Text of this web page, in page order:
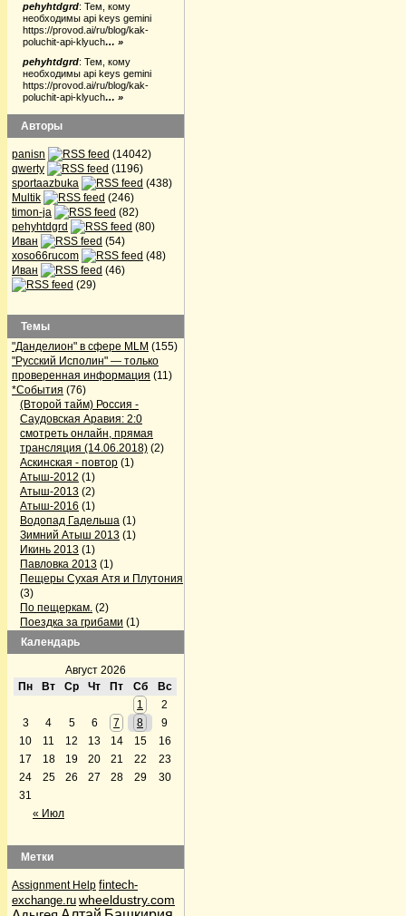
pehyhtdgrd: Тем, кому
необходимы api keys gemini
https://provod.ai/ru/blog/kak-
poluchit-api-klyuch… »
pehyhtdgrd: Тем, кому
необходимы api keys gemini
https://provod.ai/ru/blog/kak-
poluchit-api-klyuch… »
Авторы
panisn
(14042)
qwerty
(1196)
sportaazbuka
(438)
Multik
(246)
timon-ja
(82)
pehyhtdgrd
(80)
Иван
(54)
xoso66rucom
(48)
Иван
(46)
(29)
Темы
"Данделион" в сфере MLM (155)
"Русский Исполин" — только
проверенная информация (11)
*События (76)
(Второй тайм) Россия -
Саудовская Аравия: 2:0
смотреть онлайн, прямая
трансляция (14.06.2018) (2)
Аскинская - повтор (1)
Атыш-2012 (1)
Атыш-2013 (2)
Атыш-2016 (1)
Водопад Гадельша (1)
Зимний Атыш 2013 (1)
Икинь 2013 (1)
Павловка 2013 (1)
Пещеры Сухая Атя и Плутония
(3)
По пещеркам. (2)
Поездка за грибами (1)
Поездка на Павловку
Поездка по пещерам
Челябинской области
Серпиевский пещерный град
Firefox готовит конкурента Skype
(1)
GPS-треки с интернета
(1)
Альпинизм (5)
Байки Семена Воваблина(2)
Барахолка
Лыжи, сноуборды
Грибные места
Дары природы(36)
По грибы да по ягоды(32)
По грибы да по ягоды(1)
Рыбалка(2)
Календарь
Август 2026
Пн
Вт Ср Чт Пт Сб Вс
« Июл
1
2
3
4 5 6 7 8
9
10
11 12 13 14 15
16
17
18 19 20 21 22
23
24
25 26 27 28 29
30
31
Метки
Assignment Help fintech-
exchange.ru wheeldustry.com